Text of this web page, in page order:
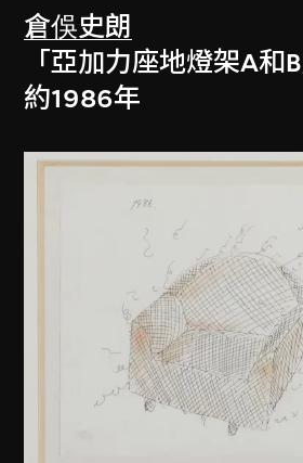
倉俁史朗
「亞加力座地燈架A和
約1986年